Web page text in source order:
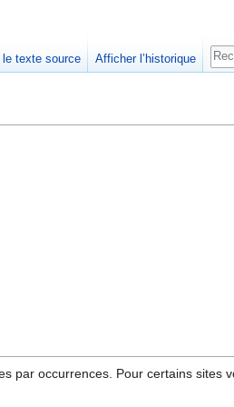
par occurrences. Pour certains sites
le texte source Afficher l’historique